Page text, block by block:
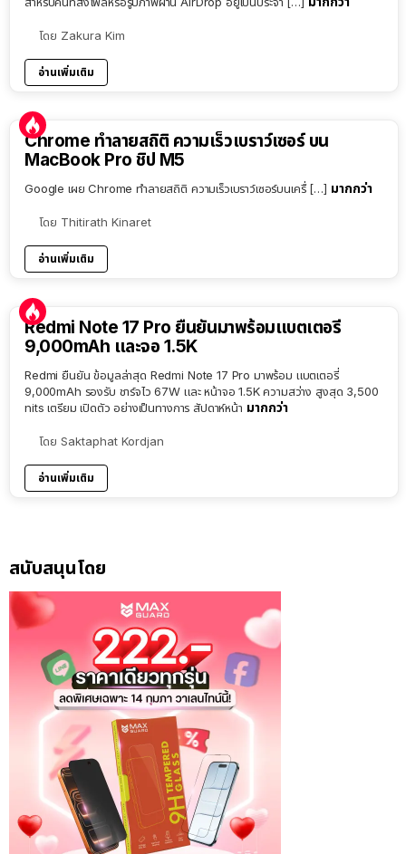
โดย Zakura Kim
อ่านเพิ่มเติม
Chrome ทำลายสถิติ ความเร็วเบราว์เซอร์ บน
MacBook Pro ชิป M5
Google เผย Chrome ทำลายสถิติ ความเร็วเบราว์เซอร์บนเครื่ […] มากกว่า
โดย Thitirath Kinaret
อ่านเพิ่มเติม
Redmi Note 17 Pro ยืนยันมาพร้อมแบตเตอรี่
9,000mAh และจอ 1.5K
Redmi ยืนยัน ข้อมูลล่าสุด Redmi Note 17 Pro มาพร้อม แบตเตอรี่
9,000mAh รองรับ ชาร์จไว 67W และ หน้าจอ 1.5K ความสว่าง สูงสุด 3,500
nits เตรียม เปิดตัว อย่างเป็นทางการ สัปดาห์หน้า มากกว่า
โดย Saktaphat Kordjan
อ่านเพิ่มเติม
สนับสนุนโดย